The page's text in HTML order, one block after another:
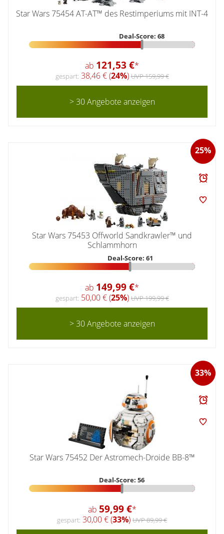
Star Wars 75454 AT-AT™ des Restimperiums mit INT-4
Deal-Score: 68
ab 121,53 €*
gespart: 38,46 € (24%)UVP 159,99 €
> 30 Angebote anzeigen
25%
Star Wars 75453 Offworld Sandkrawler™ und
Schlammhorn
Deal-Score: 61
ab 149,99 €*
gespart: 50,00 € (25%)UVP 199,99 €
> 30 Angebote anzeigen
33%
Star Wars 75452 Der Astromech-Droide BB-8™
Deal-Score: 56
ab 59,99 €*
gespart: 30,00 € (33%) UVP 89,99 €